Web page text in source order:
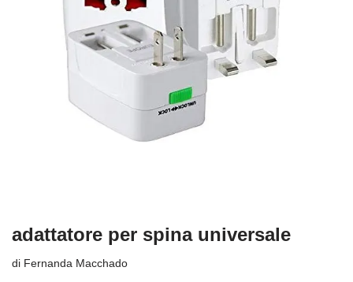
adattatore per spina universale
di Fernanda Macchado